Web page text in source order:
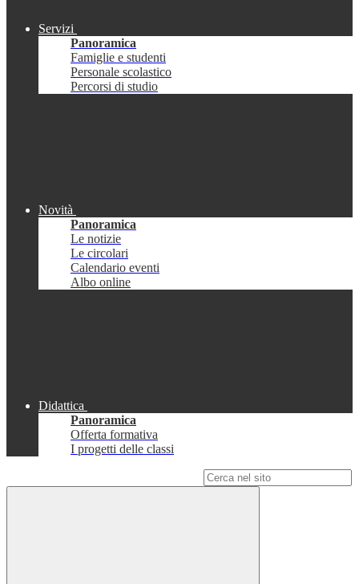
Servizi
Panoramica
Famiglie e studenti
Personale scolastico
Percorsi di studio
Novità
Panoramica
Le notizie
Le circolari
Calendario eventi
Albo online
Didattica
Panoramica
Offerta formativa
I progetti delle classi